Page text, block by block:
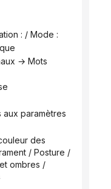
: / Mode :
aux paramètres
/ Posture /
ombres /